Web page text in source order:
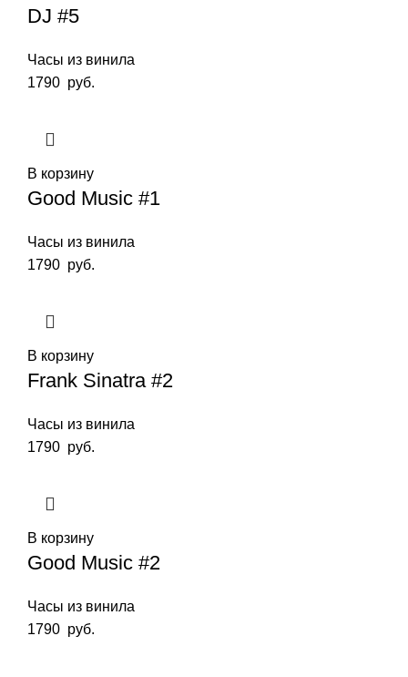
DJ #5
Часы из винила
1790 руб.
В корзину
Good Music #1
Часы из винила
1790 руб.
В корзину
Frank Sinatra #2
Часы из винила
1790 руб.
В корзину
Good Music #2
Часы из винила
1790 руб.